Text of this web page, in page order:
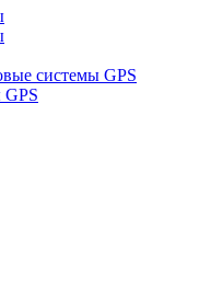
системы GPS